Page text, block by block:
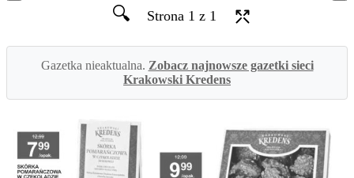
🔍 Strona 1 z 1
Gazetka nieaktualna. Zobacz najnowsze gazetki sieci
Krakowski Kredens